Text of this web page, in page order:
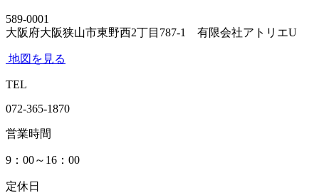
589‐0001
大阪府大阪狭山市東野西2丁目787-1 有限会社アトリエU
地図を見る
TEL
072-365-1870
営業時間
9：00～16：00
定休日